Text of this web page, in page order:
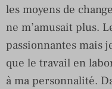
les moyens de
ne m’amusait plus.
passionnantes mais
que le travail en
à ma personnalité.